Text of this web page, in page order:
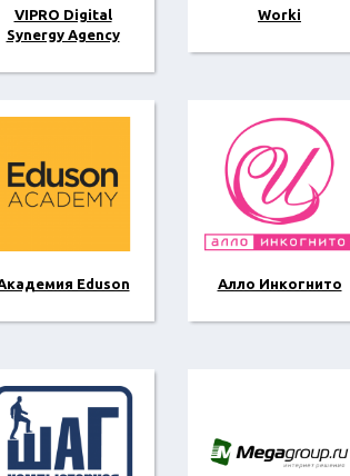
VIPRO Digital
Synergy Agency
Worki
Eduson Алло Инкогнито